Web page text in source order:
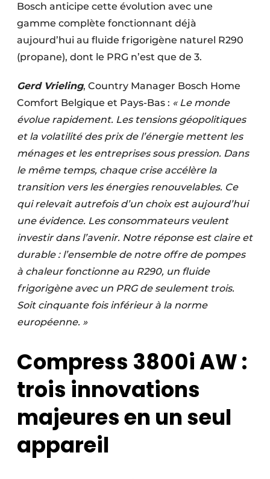
Bosch anticipe cette évolution avec une
gamme complète fonctionnant déjà
aujourd’hui au fluide frigorigène naturel R290
(propane), dont le PRG n’est que de 3.
Gerd Vrieling, Country Manager Bosch Home
Comfort Belgique et Pays-Bas : « Le monde
évolue rapidement. Les tensions géopolitiques
et la volatilité des prix de l’énergie mettent les
ménages et les entreprises sous pression. Dans
le même temps, chaque crise accélère la
transition vers les énergies renouvelables. Ce
qui relevait autrefois d’un choix est aujourd’hui
une évidence. Les consommateurs veulent
investir dans l’avenir. Notre réponse est claire et
durable : l’ensemble de notre offre de pompes
à chaleur fonctionne au R290, un fluide
frigorigène avec un PRG de seulement trois.
Soit cinquante fois inférieur à la norme
européenne. »
Compress 3800i AW :
trois innovations
majeures en un seul
appareil